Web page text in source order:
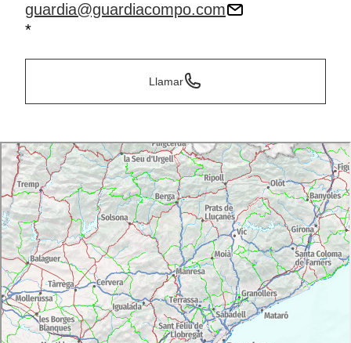
guardia@guardiacompo.com
*
Llamar